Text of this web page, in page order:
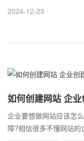
要存在了。这就如同开
公司最为稳妥。只不过
2024-12-23
如何创建网站 企
企业要想做网站应该怎
障?相信很多不懂网站